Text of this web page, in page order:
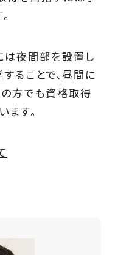
夜間部を設置し
ることで、昼間に
方でも資格取得
す。